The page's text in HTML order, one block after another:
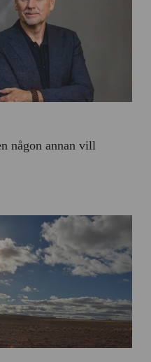
någon annan vill